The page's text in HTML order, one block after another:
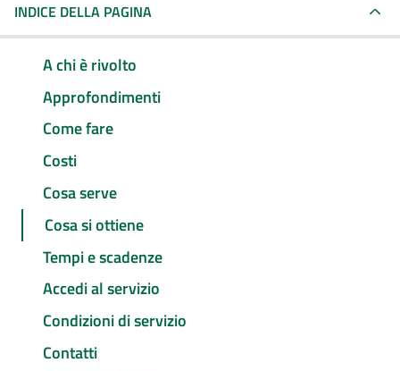
INDICE DELLA PAGINA
A chi è rivolto
Approfondimenti
Come fare
Costi
Cosa serve
Cosa si ottiene
Tempi e scadenze
Accedi al servizio
Condizioni di servizio
Contatti